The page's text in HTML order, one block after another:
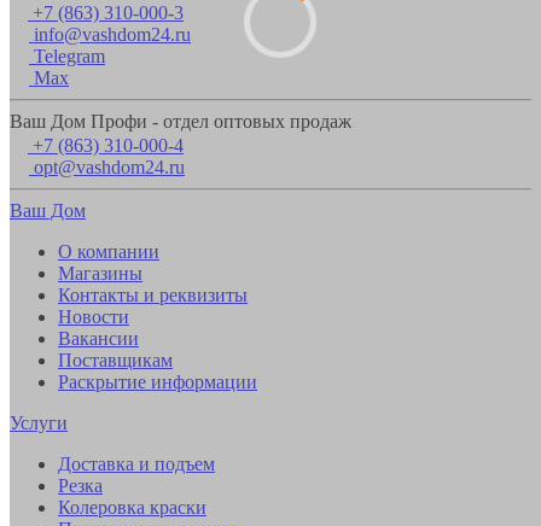
+7 (863) 310-000-3
info@vashdom24.ru
Telegram
Max
Ваш Дом Профи - отдел оптовых продаж
+7 (863) 310-000-4
opt@vashdom24.ru
Ваш Дом
О компании
Магазины
Контакты и реквизиты
Новости
Вакансии
Поставщикам
Раскрытие информации
Услуги
Доставка и подъем
Резка
Колеровка краски